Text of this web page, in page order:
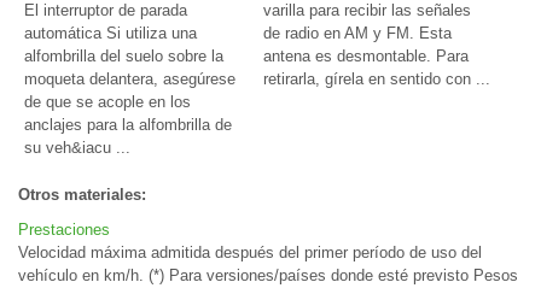
El interruptor de parada
automática Si utiliza una
alfombrilla del suelo sobre la
moqueta delantera, asegúrese
de que se acople en los
anclajes para la alfombrilla de
su veh&iacu ...
varilla para recibir las señales
de radio en AM y FM. Esta
antena es desmontable. Para
retirarla, gírela en sentido con ...
Otros materiales:
Prestaciones
Velocidad máxima admitida después del primer período de uso del
vehículo en km/h. (*) Para versiones/países donde esté previsto Pesos